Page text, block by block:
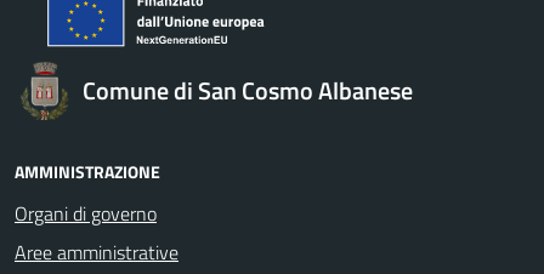
Comune di San Cosmo Albanese
AMMINISTRAZIONE
Organi di governo
Aree amministrative